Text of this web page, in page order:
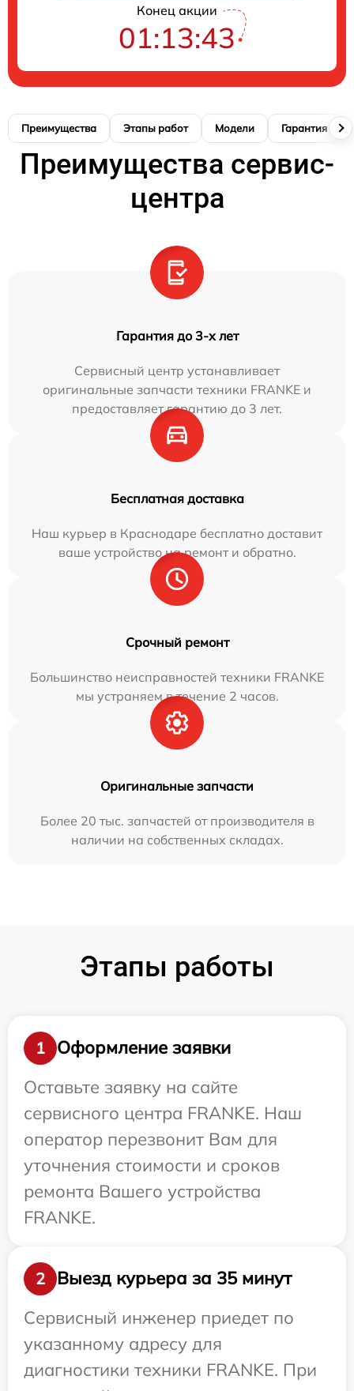
Конец акции
01:13:42
Преимущества Этапы работ Модели Гарантия
Преимущества сервис-
центра
Гарантия до 3-х лет
Сервисный центр устанавливает
оригинальные запчасти техники FRANKE и
предоставляет гарантию до 3 лет.
Бесплатная доставка
Наш курьер в Краснодаре бесплатно доставит
ваше устройство на ремонт и обратно.
Срочный ремонт
Большинство неисправностей техники FRANKE
мы устраняем в течение 2 часов.
Оригинальные запчасти
Более 20 тыс. запчастей от производителя в
наличии на собственных складах.
Этапы работы
1
Оформление заявки
Оставьте заявку на сайте
сервисного центра FRANKE. Наш
оператор перезвонит Вам для
уточнения стоимости и сроков
ремонта Вашего устройства
FRANKE.
2
Выезд курьера за 35 минут
Сервисный инженер приедет по
указанному адресу для
диагностики техники FRANKE. При